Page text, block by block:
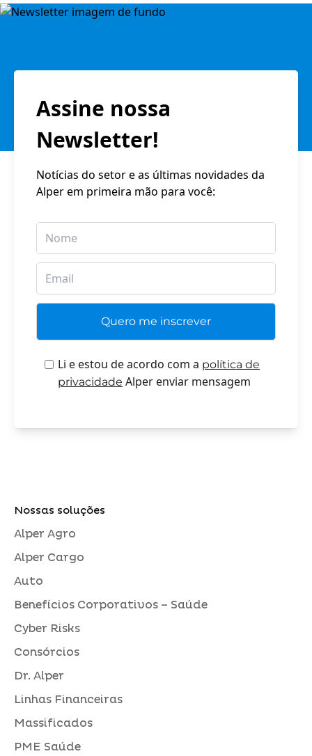
Assine nossa
Newsletter!
Notícias do setor e as últimas novidades da
Alper em primeira mão para você:
Li e estou de acordo com a política de
privacidade Alper enviar mensagem
Nossas soluções
Alper Agro
Alper Cargo
Auto
Benefícios Corporativos – Saúde
Cyber Risks
Consórcios
Dr. Alper
Linhas Financeiras
Massificados
PME Saúde